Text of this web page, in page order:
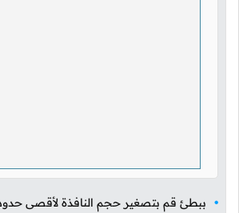
ببطئ قم بتصغير حجم النافذة لأقصى